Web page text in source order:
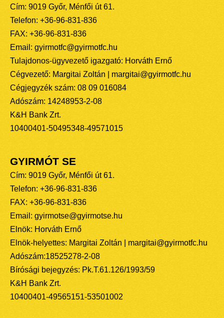
Cím: 9019 Győr, Ménfői út 61.
Telefon: +36-96-831-836
FAX: +36-96-831-836
Email: gyirmotfc@gyirmotfc.hu
Tulajdonos-ügyvezető igazgató: Horváth Ernő
Cégvezető: Margitai Zoltán | margitai@gyirmotfc.hu
Cégjegyzék szám: 08 09 016084
Adószám: 14248953-2-08
K&H Bank Zrt.
10400401-50495348-49571015
GYIRMÓT SE
Cím: 9019 Győr, Ménfői út 61.
Telefon: +36-96-831-836
FAX: +36-96-831-836
Email: gyirmotse@gyirmotse.hu
Elnök: Horváth Ernő
Elnök-helyettes: Margitai Zoltán | margitai@gyirmotfc.hu
Adószám:18525278-2-08
Bírósági bejegyzés: Pk.T.61.126/1993/59
K&H Bank Zrt.
10400401-49565151-53501002